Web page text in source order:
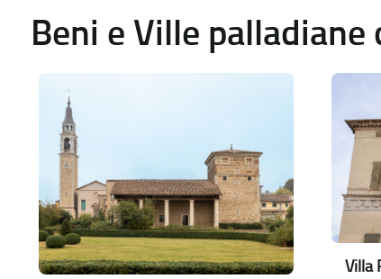
Beni e Ville palladiane
Villa